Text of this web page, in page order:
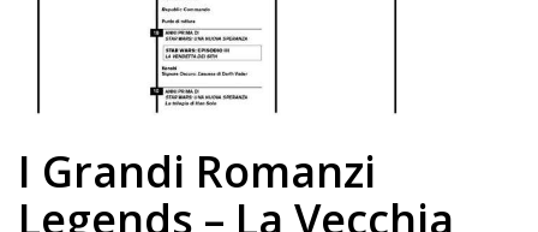
I Grandi Romanzi
Legends – La Vecchia